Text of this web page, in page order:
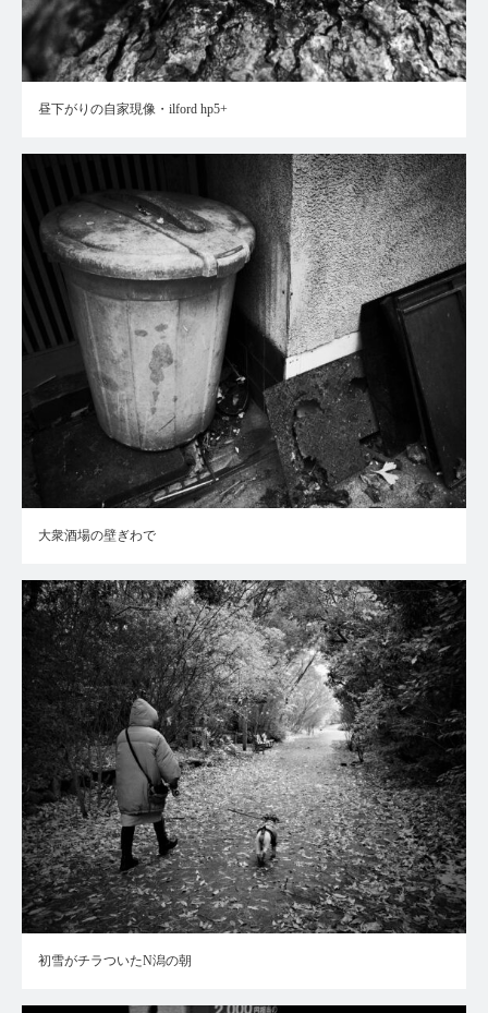
昼下がりの自家現像・ilford hp5+
大衆酒場の壁ぎわで
初雪がチラついたN潟の朝